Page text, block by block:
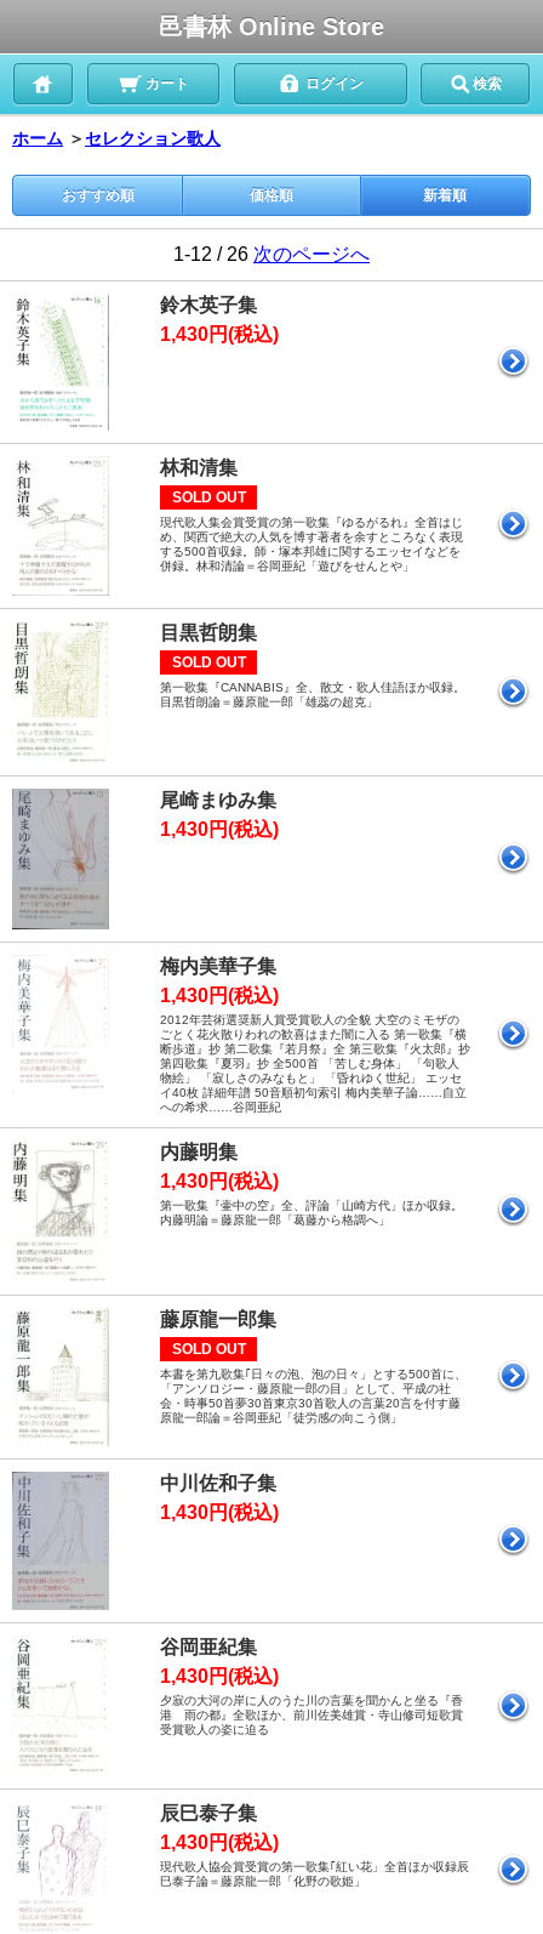
邑書林 Online Store
カート ログイン 検索
ホーム ＞セレクション歌人
おすすめ順 価格順 新着順
1-12 / 26 次のページへ
鈴木英子集
1,430円(税込)
林和清集
SOLD OUT
現代歌人集会賞受賞の第一歌集『ゆるがるれ』全首はじ
め、関西で絶大の人気を博す著者を余すところなく表現
する500首収録。師・塚本邦雄に関するエッセイなどを
併録。林和清論＝谷岡亜紀「遊びをせんとや」
目黒哲朗集
SOLD OUT
第一歌集『CANNABIS』全、散文・歌人佳語ほか収録。
目黒哲朗論＝藤原龍一郎「雄蕊の超克」
尾崎まゆみ集
1,430円(税込)
梅内美華子集
1,430円(税込)
2012年芸術選奨新人賞受賞歌人の全貌 大空のミモザの
ごとく花火散りわれの歓喜はまた闇に入る 第一歌集『横
断歩道』抄 第二歌集『若月祭』全 第三歌集『火太郎』抄
第四歌集『夏羽』抄 全500首 「苦しむ身体」 「句歌人
物絵」 「寂しさのみなもと」 「昏れゆく世紀」 エッセ
イ40枚 詳細年譜 50音順初句索引 梅内美華子論……自立
への希求……谷岡亜紀
内藤明集
1,430円(税込)
第一歌集『壷中の空』全、評論「山崎方代」ほか収録。
内藤明論＝藤原龍一郎「葛藤から格調へ」
藤原龍一郎集
SOLD OUT
本書を第九歌集｢日々の泡、泡の日々」とする500首に、
「アンソロジー・藤原龍一郎の目」として、平成の社
会・時事50首夢30首東京30首歌人の言葉20言を付す藤
原龍一郎論＝谷岡亜紀「徒労感の向こう側」
中川佐和子集
1,430円(税込)
谷岡亜紀集
1,430円(税込)
夕寂の大河の岸に人のうた川の言葉を聞かんと坐る『香
港 雨の都』全歌ほか、前川佐美雄賞・寺山修司短歌賞
受賞歌人の姿に迫る
辰巳泰子集
1,430円(税込)
現代歌人協会賞受賞の第一歌集｢紅い花」全首ほか収録辰
巳泰子論＝藤原龍一郎「化野の歌姫」